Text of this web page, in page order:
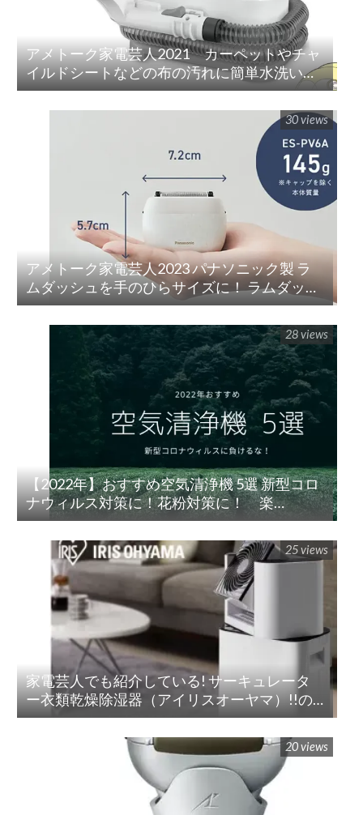
アメトーク家電芸人2021 カーペットやチャ
イルドシートなどの布の汚れに簡単水洗い！
「リンサークリーナー(RNS-P10-W)」
アメトーク家電芸人2023 パナソニック製 ラ
ムダッシュを手のひらサイズに！ ラムダッシ
ュ パームイン5枚刃(ES-PV3A-K)
30 views
【2022年】おすすめ空気清浄機 5選 新型コロ
ナウィルス対策に！花粉対策に！ 楽
天/Amazon/Yahoo/PayPay
28 views
家電芸人でも紹介している! サーキュレータ
ー衣類乾燥除湿器（アイリスオーヤマ）!!の
紹介
25 views
20 views